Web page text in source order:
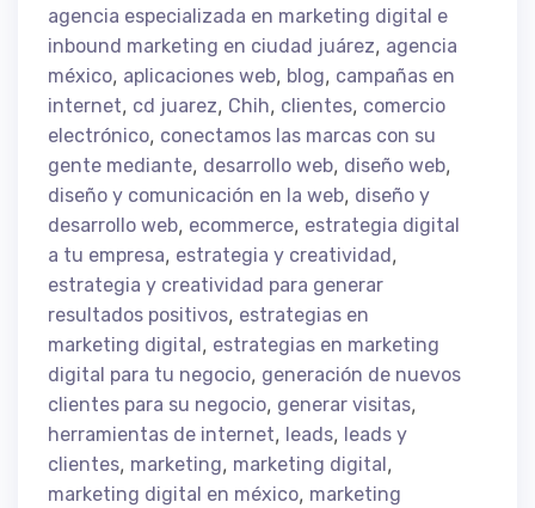
agencia especializada en marketing digital e
inbound marketing en ciudad juárez, agencia
méxico, aplicaciones web, blog, campañas en
internet, cd juarez, Chih, clientes, comercio
electrónico, conectamos las marcas con su
gente mediante, desarrollo web, diseño web,
diseño y comunicación en la web, diseño y
desarrollo web, ecommerce, estrategia digital
a tu empresa, estrategia y creatividad ,
estrategia y creatividad para generar
resultados positivos, estrategias en
marketing digital , estrategias en marketing
digital para tu negocio, generación de nuevos
clientes para su negocio, generar visitas,
herramientas de internet, leads, leads y
clientes, marketing, marketing digital ,
marketing digital en méxico, marketing